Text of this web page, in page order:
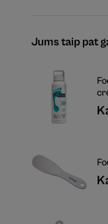
Jums taip pat